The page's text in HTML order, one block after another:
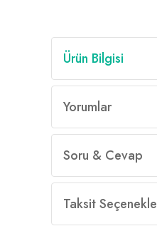
Ürün Bilgisi
Yorumlar
Soru & Cevap
Taksit